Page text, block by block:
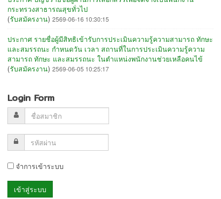
กระทรวงสาธารณสุขทั่วไป
(รับสมัครงาน) 2569-06-16 10:30:15
ประกาศ รายชื่อผู้มีสิทธิเข้ารับการประเมินความรู้ความสามารถ ทักษะ
และสมรรถนะ กำหนดวัน เวลา สถานที่ในการประเมินความรู้ความ
สามารถ ทักษะ และสมรรถนะ ในตำแหน่งพนักงานช่วยเหลือคนไข้
(รับสมัครงาน) 2569-06-05 10:25:17
Login Form
จำการเข้าระบบ